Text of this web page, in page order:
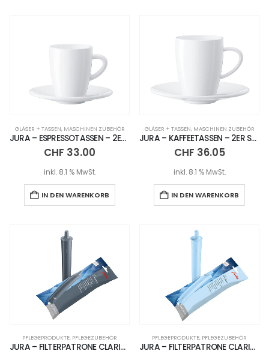
GLÄSER + TASSEN, MASCHINEN ZUBEHÖR
JURA – ESPRESSOTASSEN – 2ER SET
CHF 33.00
inkl. 8.1 % MwSt.
IN DEN WARENKORB
GLÄSER + TASSEN, MASCHINEN ZUBEHÖR
JURA – KAFFEETASSEN – 2ER SET
CHF 36.05
inkl. 8.1 % MwSt.
IN DEN WARENKORB
PFLEGEPRODUKTE, PFLEGEZUBEHÖR
JURA – FILTERPATRONE CLARIS PRO SMART+
PFLEGEPRODUKTE, PFLEGEZUBEHÖR
JURA – FILTERPATRONE CLARIS PRO BLUE+